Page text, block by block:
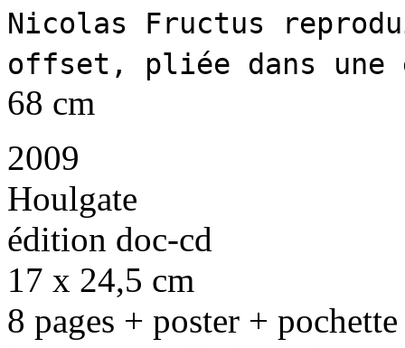
Nicolas Fructus
offset, pliée dans une
68 cm
2009
Houlgate
édition doc-cd
17 x 24,5 cm
8 pages + poster + pochette